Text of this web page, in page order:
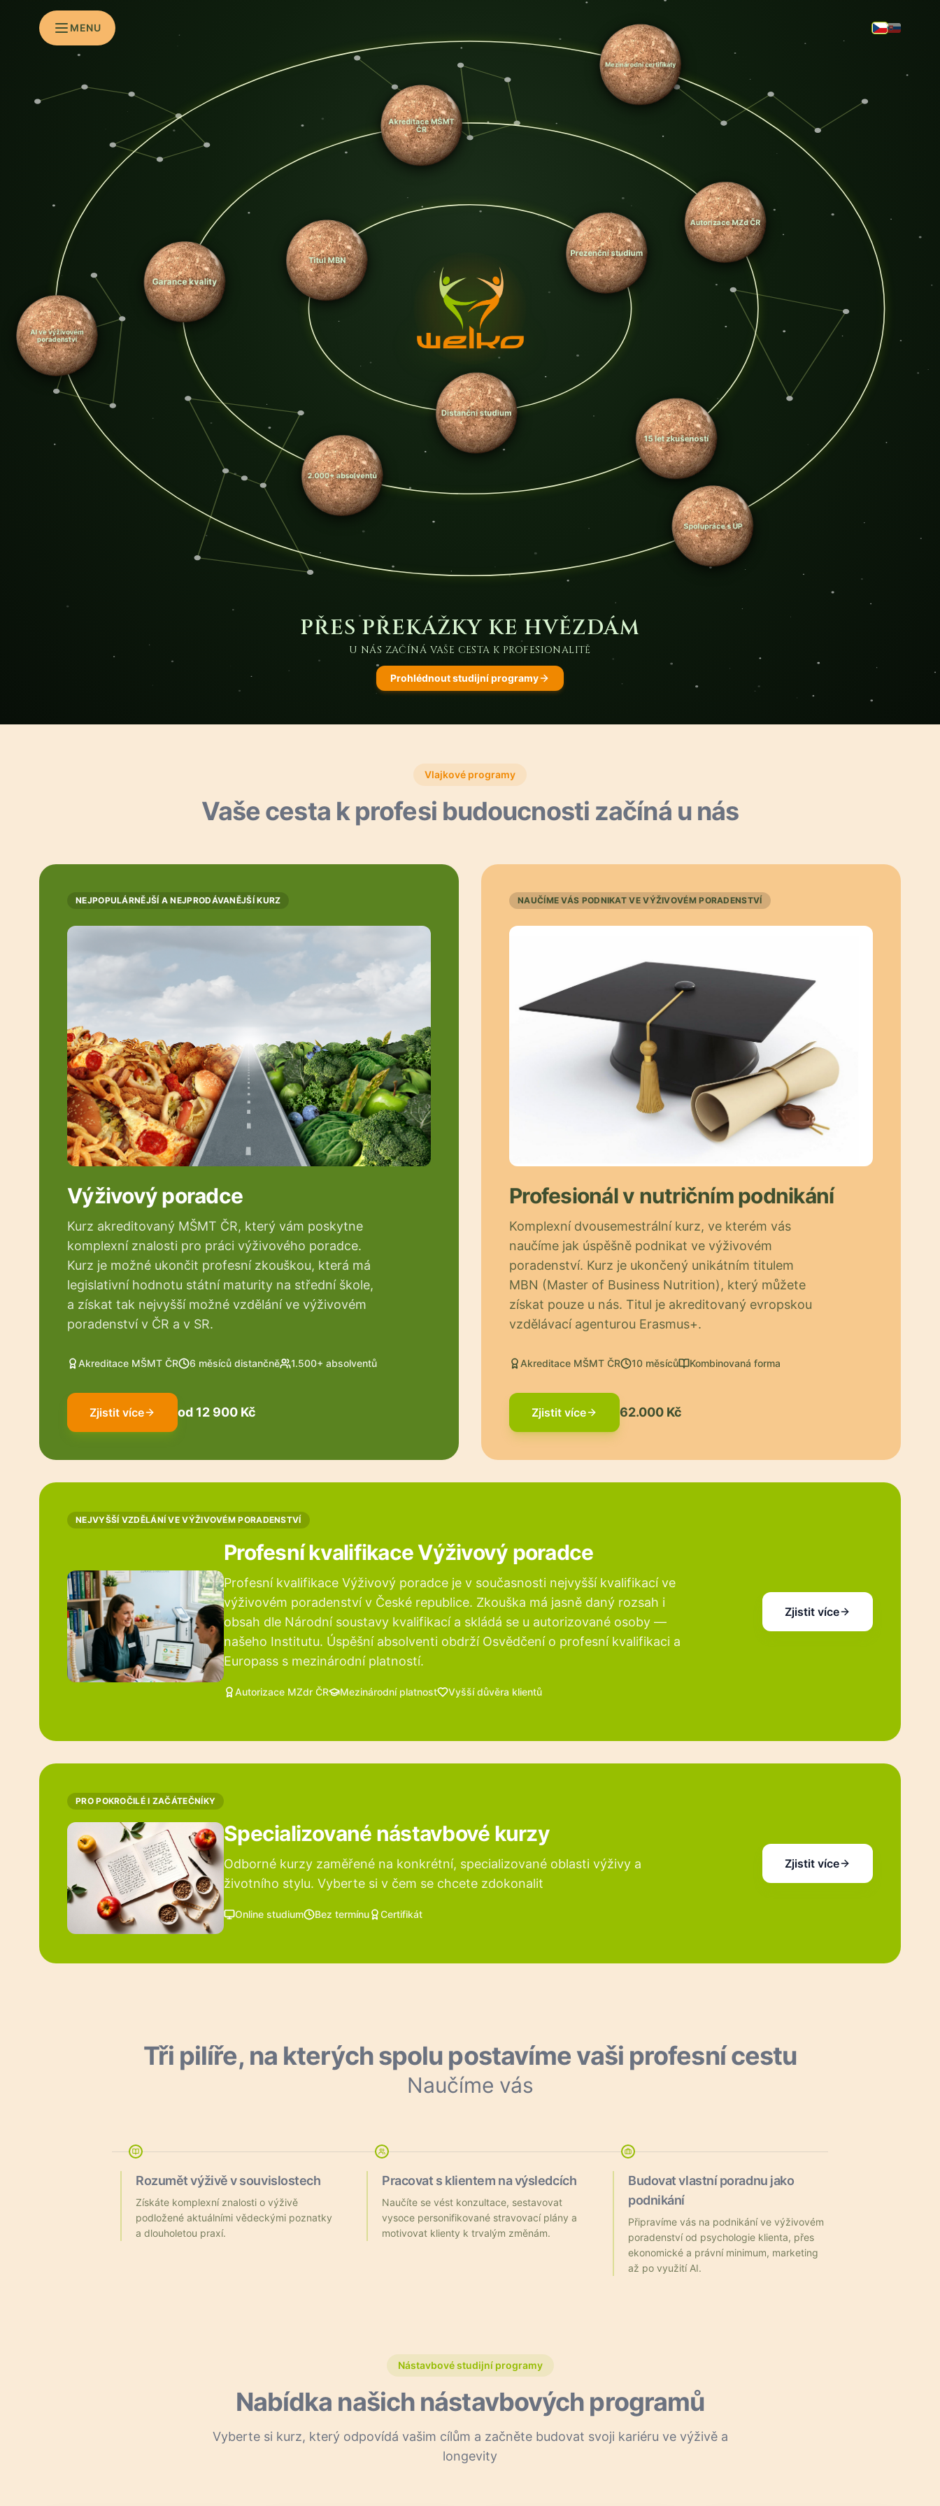
MENU
Prezenční studium
Distanční studium
Titul MBN
Akreditace MŠMT
ČR
Autorizace MZd ČR
15 let zkušeností
2.000+ absolventů
Garance kvality
Mezinárodní certifikáty
Spolupráce s ÚP
AI ve výživovém
poradenství
PŘES PŘEKÁŽKY KE HVĚZDÁM
U NÁS ZAČÍNÁ VAŠE CESTA K PROFESIONALITĚ
Prohlédnout studijní programy
Vlajkové programy
Vaše cesta k profesi budoucnosti začíná u nás
NEJPOPULÁRNĚJŠÍ A NEJPRODÁVANĚJŠÍ KURZ
Výživový poradce
Kurz akreditovaný MŠMT ČR, který vám poskytne
komplexní znalosti pro práci výživového poradce.
Kurz je možné ukončit profesní zkouškou, která má
legislativní hodnotu státní maturity na střední škole,
a získat tak nejvyšší možné vzdělání ve výživovém
poradenství v ČR a v SR.
Akreditace MŠMT ČR 6 měsíců distančně 1.500+ absolventů
Zjistit více od 12 900 Kč
NAUČÍME VÁS PODNIKAT VE VÝŽIVOVÉM PORADENSTVÍ
Profesionál v nutričním podnikání
Komplexní dvousemestrální kurz, ve kterém vás
naučíme jak úspěšně podnikat ve výživovém
poradenství. Kurz je ukončený unikátním titulem
MBN (Master of Business Nutrition), který můžete
získat pouze u nás. Titul je akreditovaný evropskou
vzdělávací agenturou Erasmus+.
Akreditace MŠMT ČR 10 měsíců Kombinovaná forma
Zjistit více 62.000 Kč
NEJVYŠŠÍ VZDĚLÁNÍ VE VÝŽIVOVÉM PORADENSTVÍ
Profesní kvalifikace Výživový poradce
Profesní kvalifikace Výživový poradce je v současnosti nejvyšší kvalifikací ve
výživovém poradenství v České republice. Zkouška má jasně daný rozsah i
obsah dle Národní soustavy kvalifikací a skládá se u autorizované osoby —
našeho Institutu. Úspěšní absolventi obdrží Osvědčení o profesní kvalifikaci a
Europass s mezinárodní platností.
Autorizace MZdr ČR Mezinárodní platnost Vyšší důvěra klientů
Zjistit více
PRO POKROČILÉ I ZAČÁTEČNÍKY
Specializované nástavbové kurzy
Odborné kurzy zaměřené na konkrétní, specializované oblasti výživy a
životního stylu. Vyberte si v čem se chcete zdokonalit
Online studium Bez termínu Certifikát
Zjistit více
Tři pilíře, na kterých spolu postavíme vaši profesní cestu
Naučíme vás
Rozumět výživě v souvislostech
Získáte komplexní znalosti o výživě
podložené aktuálními vědeckými poznatky
a dlouholetou praxí.
Pracovat s klientem na výsledcích
Naučíte se vést konzultace, sestavovat
vysoce personifikované stravovací plány a
motivovat klienty k trvalým změnám.
Budovat vlastní poradnu jako
podnikání
Připravíme vás na podnikání ve výživovém
poradenství od psychologie klienta, přes
ekonomické a právní minimum, marketing
až po využití AI.
Nástavbové studijní programy
Nabídka našich nástavbových programů
Vyberte si kurz, který odpovídá vašim cílům a začněte budovat svoji kariéru ve výživě a
longevity